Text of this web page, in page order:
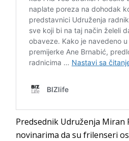
Predsednik Udruženja Miran
novinarima da su frilenseri